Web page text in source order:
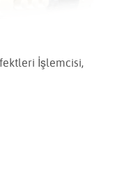
İşlemcisi,